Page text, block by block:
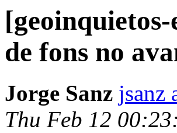
de fons no
Jorge Sanz jsanz
Thu Feb 12